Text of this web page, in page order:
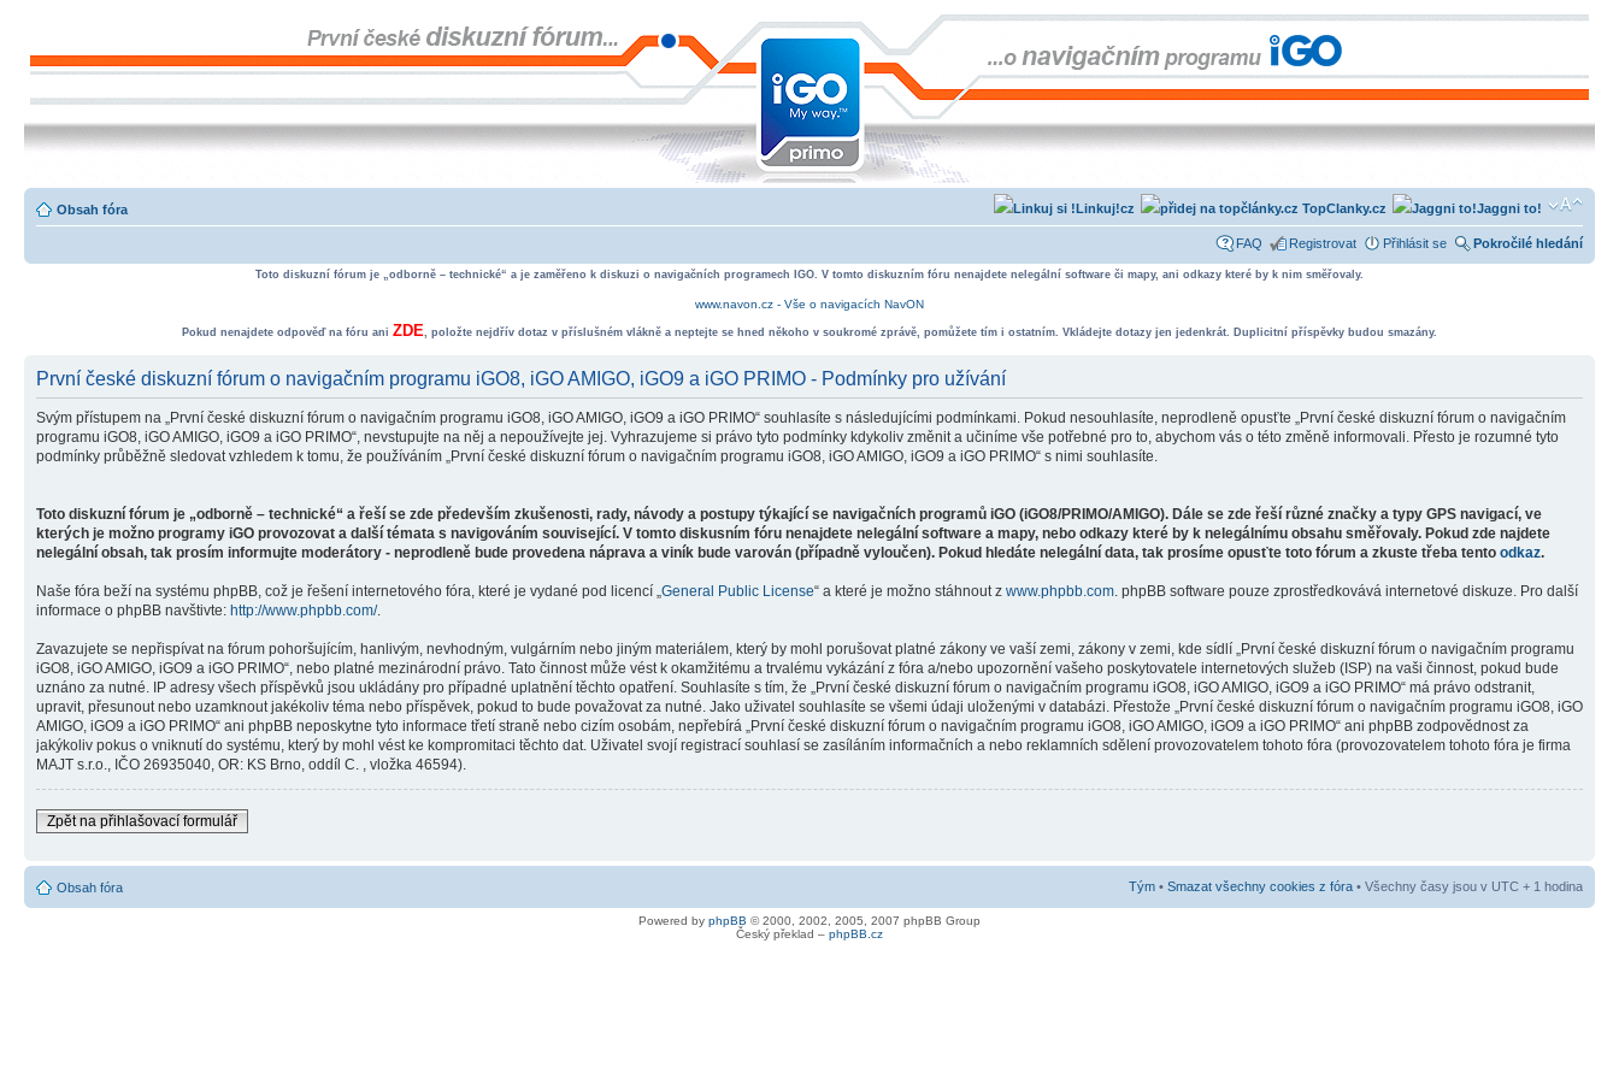
Obsah fóra Jaggni to!
TopClanky.cz
Linkuj!cz
FAQ Registrovat Přihlásit se Pokročilé hledání
Toto diskuzní fórum je „odborně – technické“ a je zaměřeno k diskuzi o navigačních programech IGO. V tomto diskuzním fóru nenajdete nelegální software či mapy, ani odkazy které by k nim směřovaly.
www.navon.cz - Vše o navigacích NavON
Pokud nenajdete odpověď na fóru ani ZDE, položte nejdřív dotaz v příslušném vlákně a neptejte se hned někoho v soukromé zprávě, pomůžete tím i ostatním. Vkládejte dotazy jen jedenkrát. Duplicitní příspěvky budou smazány.
První české diskuzní fórum o navigačním programu iGO8, iGO AMIGO, iGO9 a iGO PRIMO - Podmínky pro užívání
Svým přístupem na „První české diskuzní fórum o navigačním programu iGO8, iGO AMIGO, iGO9 a iGO PRIMO“ souhlasíte s následujícími podmínkami. Pokud nesouhlasíte, neprodleně opusťte „První české diskuzní fórum o navigačním
programu iGO8, iGO AMIGO, iGO9 a iGO PRIMO“, nevstupujte na něj a nepoužívejte jej. Vyhrazujeme si právo tyto podmínky kdykoliv změnit a učiníme vše potřebné pro to, abychom vás o této změně informovali. Přesto je rozumné tyto
podmínky průběžně sledovat vzhledem k tomu, že používáním „První české diskuzní fórum o navigačním programu iGO8, iGO AMIGO, iGO9 a iGO PRIMO“ s nimi souhlasíte.
Toto diskuzní fórum je „odborně – technické“ a řeší se zde především zkušenosti, rady, návody a postupy týkající se navigačních programů iGO (iGO8/PRIMO/AMIGO). Dále se zde řeší různé značky a typy GPS navigací, ve
kterých je možno programy iGO provozovat a další témata s navigováním související. V tomto diskusním fóru nenajdete nelegální software a mapy, nebo odkazy které by k nelegálnímu obsahu směřovaly. Pokud zde najdete
nelegální obsah, tak prosím informujte moderátory - neprodleně bude provedena náprava a viník bude varován (případně vyloučen). Pokud hledáte nelegální data, tak prosíme opusťte toto fórum a zkuste třeba tento odkaz.
Naše fóra beží na systému phpBB, což je řešení internetového fóra, které je vydané pod licencí „General Public License“ a které je možno stáhnout z www.phpbb.com. phpBB software pouze zprostředkovává internetové diskuze. Pro další
informace o phpBB navštivte: http://www.phpbb.com/.
Zavazujete se nepřispívat na fórum pohoršujícím, hanlivým, nevhodným, vulgárním nebo jiným materiálem, který by mohl porušovat platné zákony ve vaší zemi, zákony v zemi, kde sídlí „První české diskuzní fórum o navigačním programu
iGO8, iGO AMIGO, iGO9 a iGO PRIMO“, nebo platné mezinárodní právo. Tato činnost může vést k okamžitému a trvalému vykázání z fóra a/nebo upozornění vašeho poskytovatele internetových služeb (ISP) na vaši činnost, pokud bude
uznáno za nutné. IP adresy všech příspěvků jsou ukládány pro případné uplatnění těchto opatření. Souhlasíte s tím, že „První české diskuzní fórum o navigačním programu iGO8, iGO AMIGO, iGO9 a iGO PRIMO“ má právo odstranit,
upravit, přesunout nebo uzamknout jakékoliv téma nebo příspěvek, pokud to bude považovat za nutné. Jako uživatel souhlasíte se všemi údaji uloženými v databázi. Přestože „První české diskuzní fórum o navigačním programu iGO8, iGO
AMIGO, iGO9 a iGO PRIMO“ ani phpBB neposkytne tyto informace třetí straně nebo cizím osobám, nepřebírá „První české diskuzní fórum o navigačním programu iGO8, iGO AMIGO, iGO9 a iGO PRIMO“ ani phpBB zodpovědnost za
jakýkoliv pokus o vniknutí do systému, který by mohl vést ke kompromitaci těchto dat. Uživatel svojí registrací souhlasí se zasíláním informačních a nebo reklamních sdělení provozovatelem tohoto fóra (provozovatelem tohoto fóra je firma
MAJT s.r.o., IČO 26935040, OR: KS Brno, oddíl C. , vložka 46594).
Zpět na přihlašovací formulář
Obsah fóra Tým • Smazat všechny cookies z fóra • Všechny časy jsou v UTC + 1 hodina
Powered by phpBB © 2000, 2002, 2005, 2007 phpBB Group
Český překlad – phpBB.cz